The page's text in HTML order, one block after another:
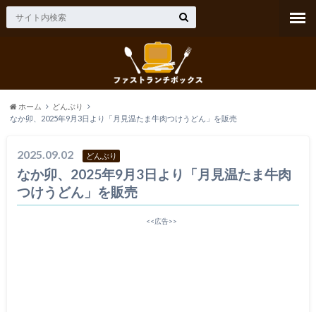
ホーム
どんぶり
なか卯、2025年9月3日より「月見温たま牛肉つけうどん」を販売
2025.09.02 どんぶり
なか卯、2025年9月3日より「月見温たま牛肉
つけうどん」を販売
<<広告>>